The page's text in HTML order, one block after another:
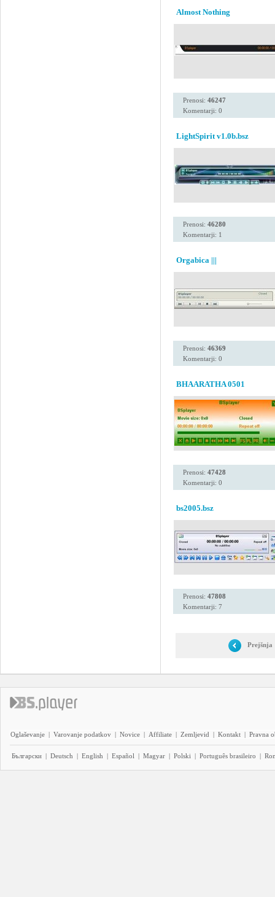
Almost Nothing
Prenosi: 46247
Komentarji: 0
LightSpirit v1.0b.bsz
Prenosi: 46280
Komentarji: 1
Orgabica |||
Prenosi: 46369
Komentarji: 0
BHAARATHA 0501
Prenosi: 47428
Komentarji: 0
bs2005.bsz
Prenosi: 47808
Komentarji: 7
Prejšnja
Oglaševanje | Varovanje podatkov | Novice | Affiliate | Zemljevid | Kontakt | Pravna
Български | Deutsch | English | Español | Magyar | Polski | Português brasileiro |